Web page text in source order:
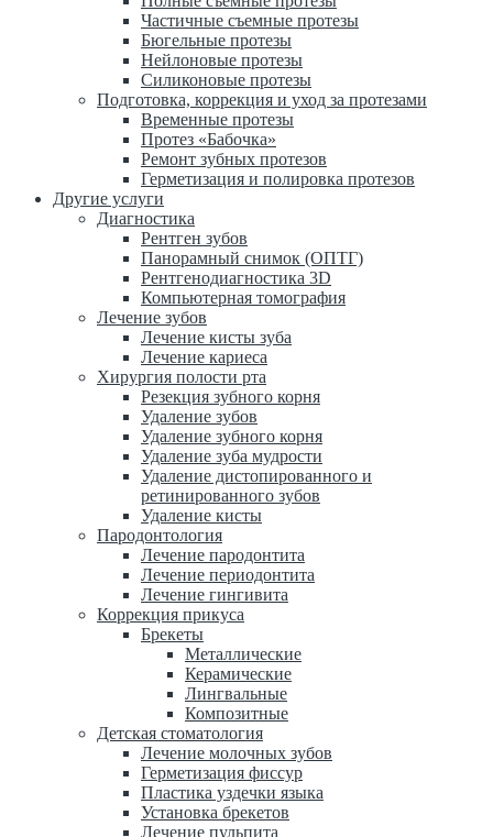
Частичные съемные протезы
Бюгельные протезы
Нейлоновые протезы
Силиконовые протезы
Подготовка, коррекция и уход за протезами
Временные протезы
Протез «Бабочка»
Ремонт зубных протезов
Герметизация и полировка протезов
Другие услуги
Диагностика
Рентген зубов
Панорамный снимок (ОПТГ)
Рентгенодиагностика 3D
Компьютерная томография
Лечение зубов
Лечение кисты зуба
Лечение кариеса
Хирургия полости рта
Резекция зубного корня
Удаление зубов
Удаление зубного корня
Удаление зуба мудрости
Удаление дистопированного и
ретинированного зубов
Удаление кисты
Пародонтология
Лечение пародонтита
Лечение периодонтита
Лечение гингивита
Коррекция прикуса
Брекеты
Металлические
Керамические
Лингвальные
Композитные
Детская стоматология
Лечение молочных зубов
Герметизация фиссур
Пластика уздечки языка
Установка брекетов
Лечение пульпита